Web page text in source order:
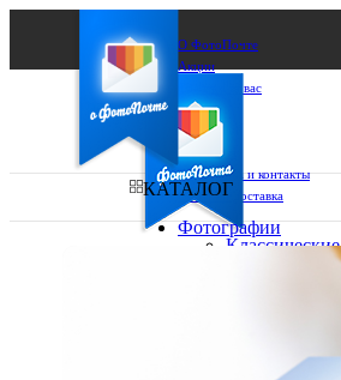
О ФотоПочте
Акции
Сделаем за вас
Бизнесу
FAQ
Франшиза
Поддержка и контакты
Оплата и доставка
Выберите из списка:
КАТАЛОГ
Фотографии
Классические
15х20